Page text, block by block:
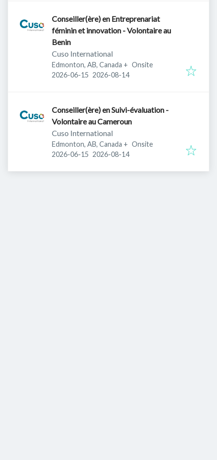
Conseiller(ère) en Entreprenariat
féminin et innovation - Volontaire au
Benin
Cuso International
Edmonton, AB, Canada + Onsite
Published:
2026-06-15 Expires:
2026-08-14
Conseiller(ère) en Suivi-évaluation -
Volontaire au Cameroun
Cuso International
Edmonton, AB, Canada + Onsite
Published:
2026-06-15 Expires:
2026-08-14